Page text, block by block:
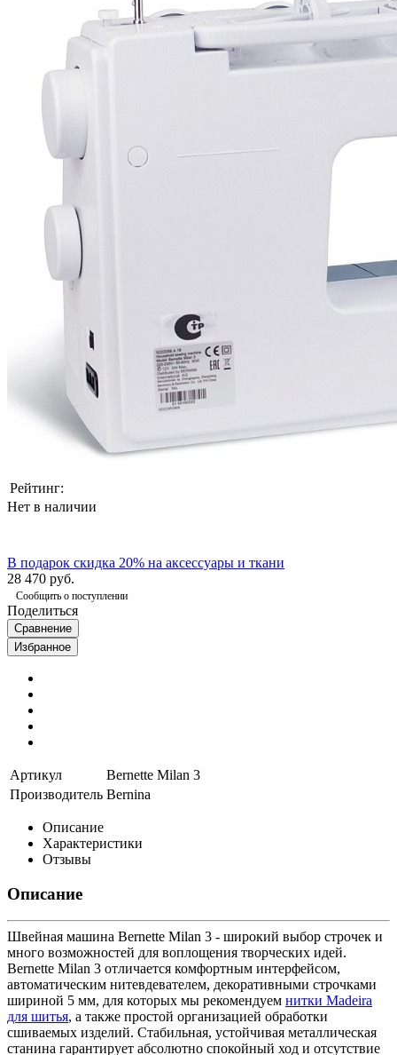
Рейтинг:
Нет в наличии
В подарок скидка 20% на аксессуары и ткани
28 470 руб.
Сообщить о поступлении
Поделиться
Сравнение
Избранное
Артикул
Bernette Milan 3
Производитель Bernina
Описание
Характеристики
Отзывы
Описание
Швейная машина Bernette Milan 3 - широкий выбор строчек и
много возможностей для воплощения творческих идей.
Bernette Milan 3 отличается комфортным интерфейсом,
автоматическим нитевдевателем, декоративными строчками
шириной 5 мм, для которых мы рекомендуем нитки Madeira
для шитья, а также простой организацией обработки
сшиваемых изделий. Стабильная, устойчивая металлическая
станина гарантирует абсолютно спокойный ход и отсутствие